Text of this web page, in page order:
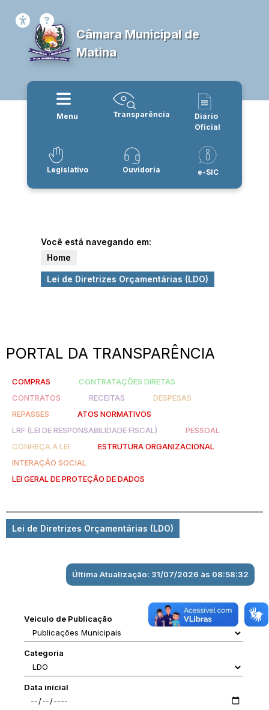
Câmara Municipal de
Matina
Menu Transparência
Diário
Oficial
Legislativo Ouvidoria e-SIC
Você está navegando em:
Home
Lei de Diretrizes Orçamentárias (LDO)
PORTAL DA TRANSPARÊNCIA
COMPRAS
CONTRATAÇÕES DIRETAS
CONTRATOS
RECEITAS
DESPESAS
REPASSES
ATOS NORMATIVOS
LRF (LEI DE RESPONSABILIDADE FISCAL)
PESSOAL
CONHEÇA A LEI
ESTRUTURA ORGANIZACIONAL
INTERAÇÃO SOCIAL
LEI GERAL DE PROTEÇÃO DE DADOS
Lei de Diretrizes Orçamentárias (LDO)
Última Atualização: 31/07/2026 às 08:58:32
Veiculo de Publicação
Categoria
Data inícial